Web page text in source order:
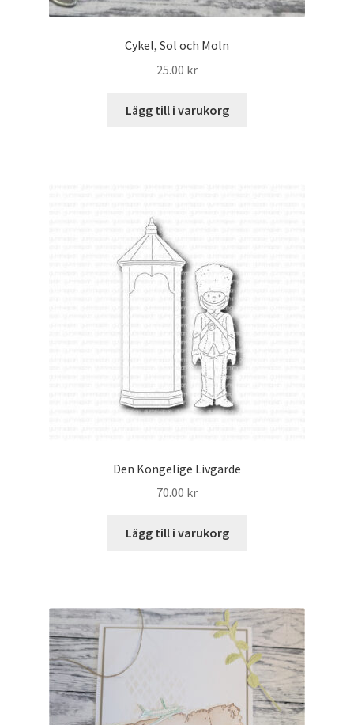
Cykel, Sol och Moln
25.00 kr
Lägg till i varukorg
Den Kongelige Livgarde
70.00 kr
Lägg till i varukorg